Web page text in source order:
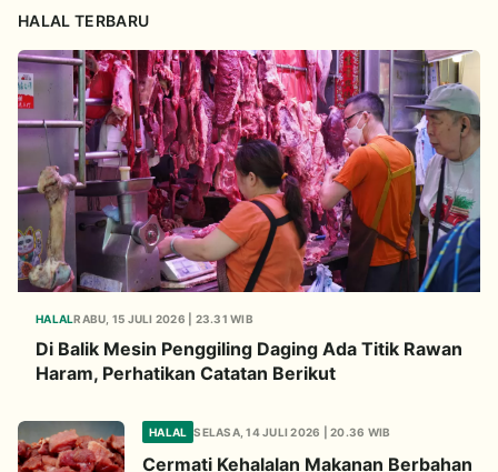
HALAL TERBARU
HALALRABU, 15 JULI 2026 | 23.31 WIB
Di Balik Mesin Penggiling Daging Ada Titik Rawan
Haram, Perhatikan Catatan Berikut
HALAL SELASA, 14 JULI 2026 | 20.36 WIB
Cermati Kehalalan Makanan Berbahan